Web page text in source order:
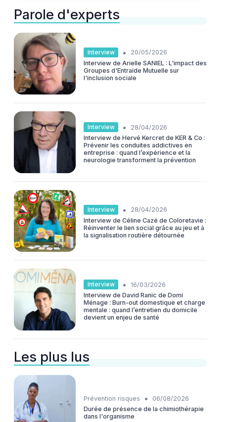
Parole d'experts
Interview •
20/05/2026
Interview de Arielle SANIEL : L'impact des
Groupes d'Entraide Mutuelle sur
l'inclusion sociale
Interview •
28/04/2026
Interview de Hervé Kercret de KER & Co :
Prévenir les conduites addictives en
entreprise : quand l’expérience et la
neurologie transforment la prévention
Interview •
28/04/2026
Interview de Céline Cazé de Coloretavie :
Réinventer le lien social grâce au jeu et à
la signalisation routière détournée
Interview •
16/03/2026
Interview de David Ranic de Domi
Ménage : Burn-out domestique et charge
mentale : quand l’entretien du domicile
devient un enjeu de santé
Les plus lus
Prévention risques •
06/08/2026
Durée de présence de la chimiothérapie
dans l'organisme